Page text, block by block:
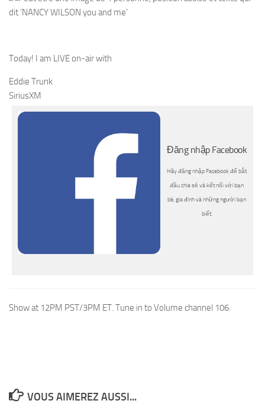
Today! I am LIVE on-air with
Eddie Trunk
SiriusXM
Đăng nhập Facebook
Hãy đăng nhập Facebook để bắt
đầu chia sẻ và kết nối với bạn
bè, gia đình và những người bạn
biết.
Show at 12PM PST/3PM ET. Tune in to Volume channel 106.
VOUS AIMEREZ AUSSI...